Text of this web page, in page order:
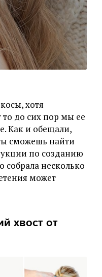
хотя
до сих пор мы ее
Как и обещали,
сможешь найти
по созданию
собрала несколько
может
хвост от